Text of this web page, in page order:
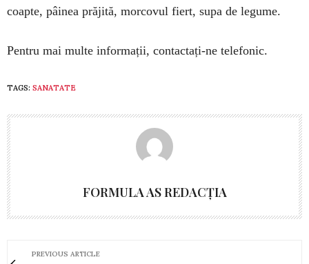
coapte, pâinea prăjită, morcovul fiert, supa de legume.
Pentru mai multe informații, contactați-ne telefonic.
TAGS: SANATATE
FORMULA AS REDACȚIA
PREVIOUS ARTICLE